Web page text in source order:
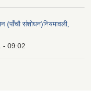
(पाँचौ संशोधन)नियमावली,
- 09:02